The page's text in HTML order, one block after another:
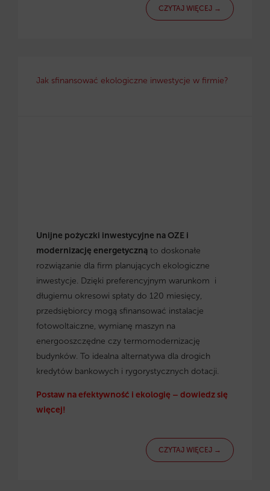
CZYTAJ WIĘCEJ →
Jak sfinansować ekologiczne inwestycje w firmie?
Unijne pożyczki inwestycyjne na OZE i
modernizację energetyczną to doskonałe
rozwiązanie dla firm planujących ekologiczne
inwestycje. Dzięki preferencyjnym warunkom i
długiemu okresowi spłaty do 120 miesięcy,
przedsiębiorcy mogą sfinansować instalacje
fotowoltaiczne, wymianę maszyn na
energooszczędne czy termomodernizację
budynków. To idealna alternatywa dla drogich
kredytów bankowych i rygorystycznych dotacji.
Postaw na efektywność i ekologię – dowiedz się
więcej!
CZYTAJ WIĘCEJ →